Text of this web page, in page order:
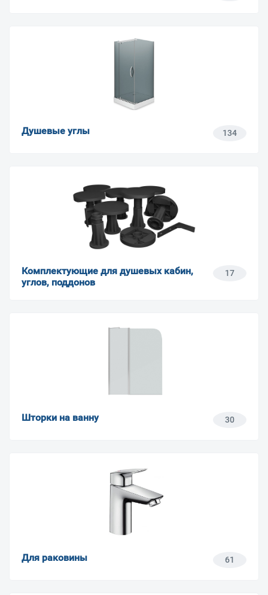
Душевые углы 134
Комплектующие для душевых кабин,
углов, поддонов
17
Шторки на ванну 30
Для раковины 61